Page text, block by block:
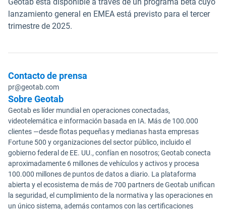
lanzamiento general en EMEA está previsto para el tercer
trimestre de 2025.
Contacto de prensa
pr@geotab.com
Sobre Geotab
Geotab es líder mundial en operaciones conectadas,
videotelemática e información basada en IA. Más de 100.000
clientes —desde flotas pequeñas y medianas hasta empresas
Fortune 500 y organizaciones del sector público, incluido el
gobierno federal de EE. UU., confían en nosotros; Geotab conecta
aproximadamente 6 millones de vehículos y activos y procesa
100.000 millones de puntos de datos a diario. La plataforma
abierta y el ecosistema de más de 700 partners de Geotab unifican
la seguridad, el cumplimiento de la normativa y las operaciones en
un único sistema, además contamos con las certificaciones